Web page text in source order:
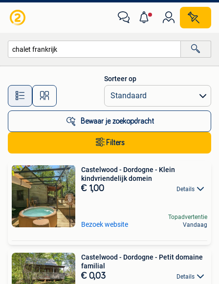
Alle afstanden…
Sorteer op
Bewaar je zoekopdracht
Filters
Castelwood - Dordogne - Klein
kindvriendelijk domein
€ 1,00 Details
Bezoek website
Topadvertentie
Vandaag
Castelwood - Dordogne - Petit domaine
familial
€ 0,03 Details